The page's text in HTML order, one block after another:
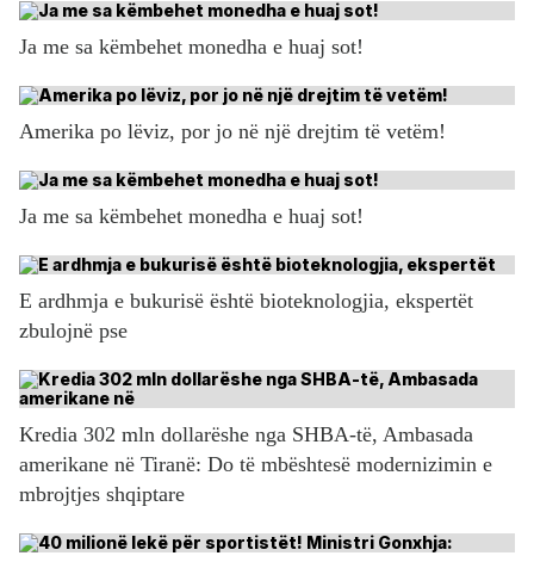
Ja me sa këmbehet monedha e huaj sot!
Amerika po lëviz, por jo në një drejtim të vetëm!
Ja me sa këmbehet monedha e huaj sot!
E ardhmja e bukurisë është bioteknologjia, ekspertët
zbulojnë pse
Kredia 302 mln dollarëshe nga SHBA-të, Ambasada
amerikane në Tiranë: Do të mbështesë modernizimin e
mbrojtjes shqiptare